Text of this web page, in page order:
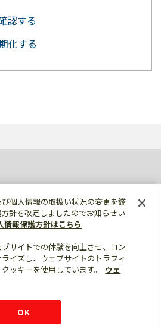
認する
化する
約
ご利用にあたって
機トップ
個人情報の取扱い状況の変更を鑑
針を改定しましたのでお知らせい
情報保護方針はこちら
サイトでの体験を向上させ、コン
イズし、ウェブサイトのトラフィ
ッキーを使用しています。
ウェ
OK
ャットサービス